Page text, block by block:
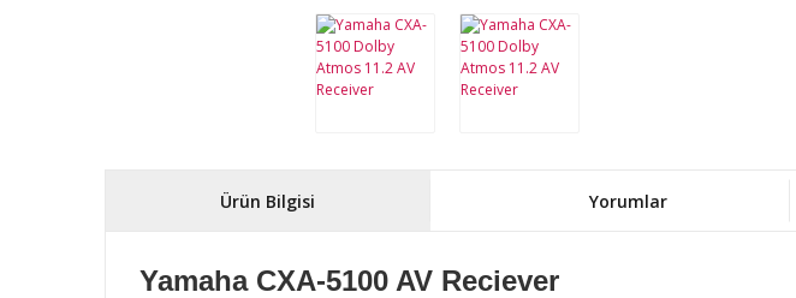
Ürün Bilgisi Yorumlar
Yamaha CXA-5100 AV Reciever